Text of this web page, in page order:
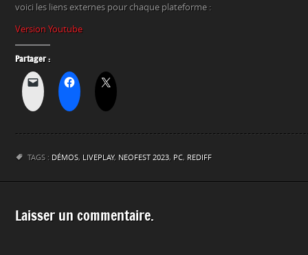
voici les liens externes pour chaque plateforme :
Version Youtube
Partager :
TAGS : DÉMOS, LIVEPLAY, NEOFEST 2023, PC, REDIFF
Laisser un commentaire.